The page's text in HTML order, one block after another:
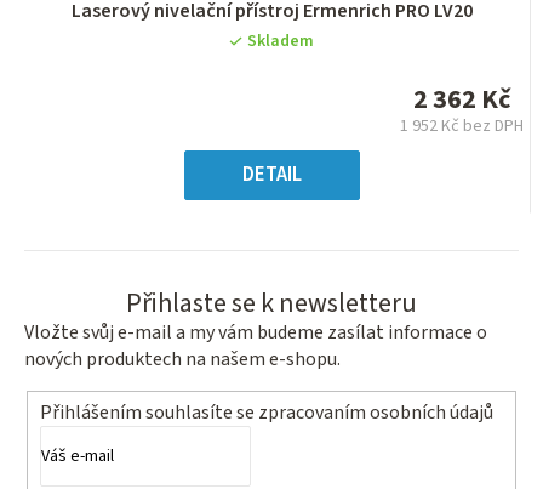
Průměrné
hodnocení
5
hvězdiček.
Laserový nivelační přístroj Ermenrich PRO LV20
Skladem
2 362 Kč
1 952 Kč bez DPH
DETAIL
Přihlaste se k newsletteru
Vložte svůj e-mail a my vám budeme zasílat informace o
nových produktech na našem e-shopu.
Přihlášením souhlasíte se zpracovaním osobních údajů